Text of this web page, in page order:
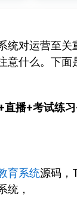
统对运营至关
意什么。下面
直播+考试练
育系统源码，
统，